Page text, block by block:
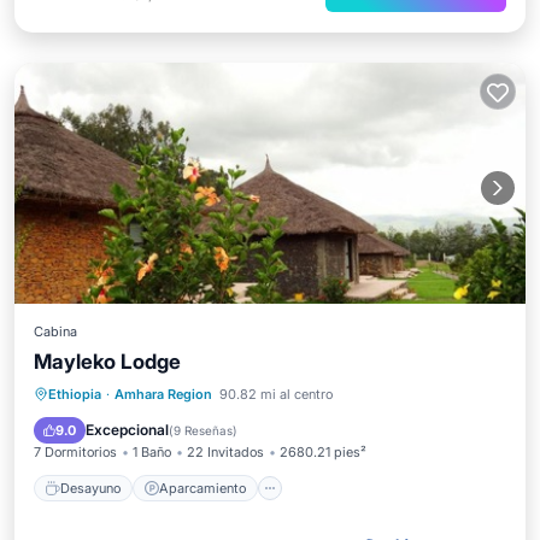
Cabina
Mayleko Lodge
Ethiopia · Amhara Region 90.82 mi al centro
9.0 Excepcional(9 Reseñas)
7 Dormitorios 1 Baño 22 Invitados 2680.21 pies²
Desayuno Aparcamiento
Desayuno Aparcamiento
Balcón/Terraza